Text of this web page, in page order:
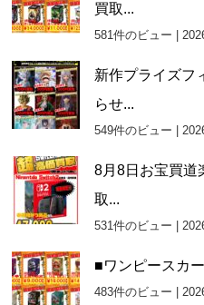
買取...
581件のビュー |
新作プライズフ
らせ...
549件のビュー |
8月8日お宝買
取...
531件のビュー |
■ワンピースカ
483件のビュー |